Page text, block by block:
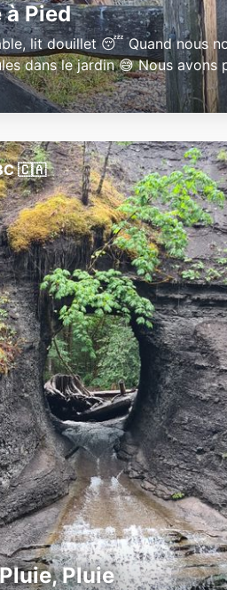
Pied
lit douillet 😴 Quand nous
dans le jardin 😅 Nous avons
Pluie
🇨🇦